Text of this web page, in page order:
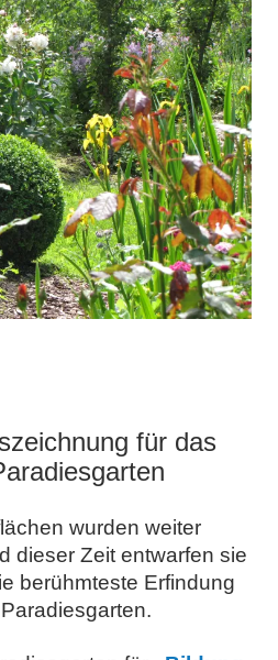
für das
wurden weiter
dieser Zeit entwarfen sie
berühmteste Erfindung